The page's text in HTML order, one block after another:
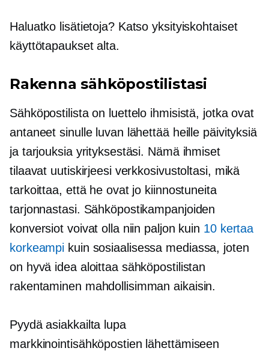
Haluatko lisätietoja? Katso yksityiskohtaiset
käyttötapaukset alta.
Rakenna sähköpostilistasi
Sähköpostilista on luettelo ihmisistä, jotka ovat
antaneet sinulle luvan lähettää heille päivityksiä
ja tarjouksia yrityksestäsi. Nämä ihmiset
tilaavat uutiskirjeesi verkkosivustoltasi, mikä
tarkoittaa, että he ovat jo kiinnostuneita
tarjonnastasi. Sähköpostikampanjoiden
konversiot voivat olla niin paljon kuin 10 kertaa
korkeampi kuin sosiaalisessa mediassa, joten
on hyvä idea aloittaa sähköpostilistan
rakentaminen mahdollisimman aikaisin.
Pyydä asiakkailta lupa
markkinointisähköpostien lähettämiseen